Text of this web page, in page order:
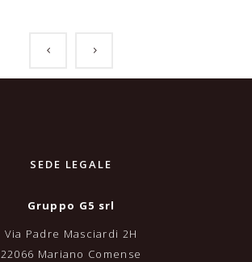
SEDE LEGALE
Gruppo G5 srl
Via Padre Masciardi 2H
22066 Mariano Comense